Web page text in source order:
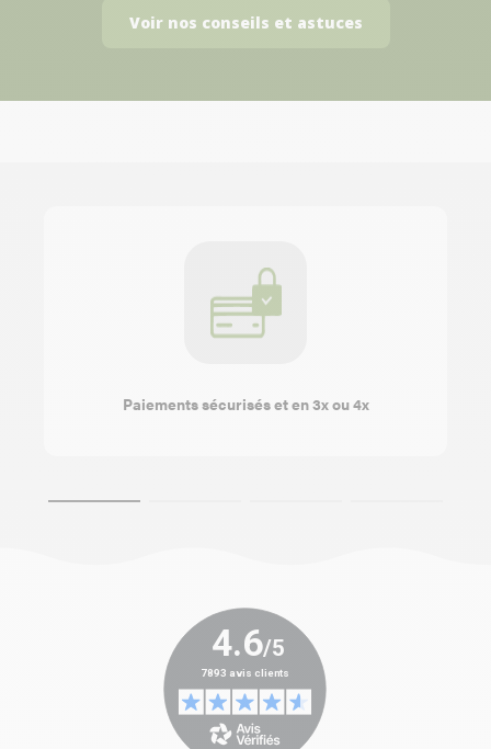
Voir nos conseils et astuces
Paiements sécurisés et en 3x ou 4x